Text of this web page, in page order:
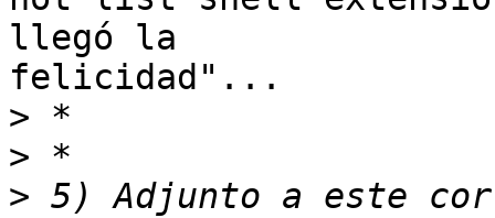
llegó la
felicidad"...
>
>
> 5) Adjunto a este